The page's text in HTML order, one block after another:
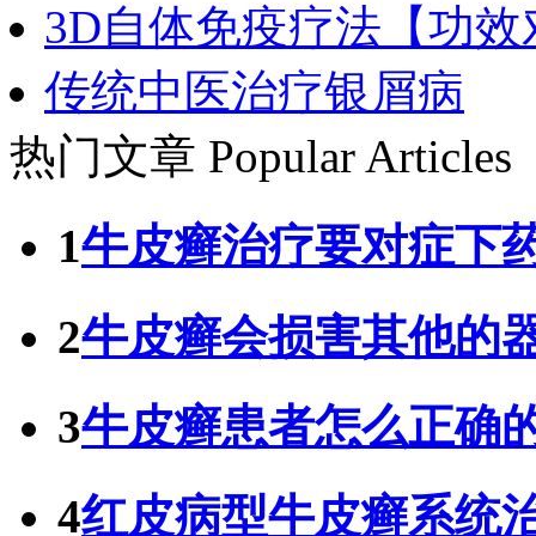
3D自体免疫疗法【功效
传统中医治疗银屑病
热门文章 Popular Articles
1牛皮癣治疗要对症下
2牛皮癣会损害其他的
3牛皮癣患者怎么正确
4红皮病型牛皮癣系统